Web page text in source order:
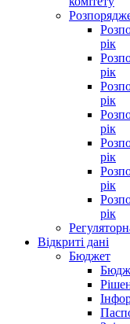
рік
рік
рік
рік
рік
рік
рік
Відкриті дані
Бюджет